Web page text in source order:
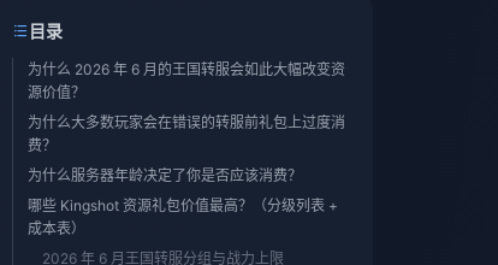
目录
为什么 2026 年 6 月的王国转服会如此大幅改变资
源价值？
为什么大多数玩家会在错误的转服前礼包上过度消
费？
为什么服务器年龄决定了你是否应该消费？
哪些 Kingshot 资源礼包价值最高？（分级列表 +
成本表）
2026 年 6 月王国转服分组与战力上限